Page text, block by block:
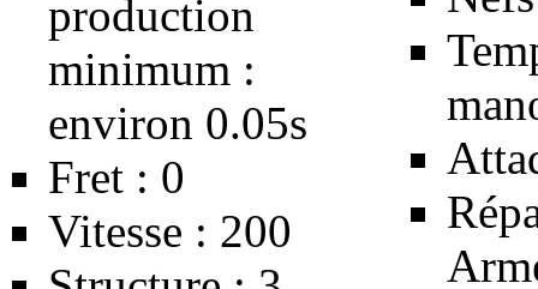
production
minimum :
environ 0.05s
Fret : 0
Vitesse : 200